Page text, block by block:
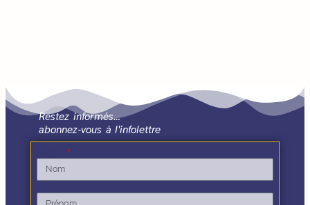
Restez informés…
abonnez-vous à l'infolettre